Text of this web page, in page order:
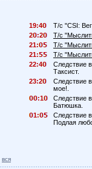
19:4
Т/с "CSI:
2
:2
Т/с
21:
Т/с
21:
Т/с
22:4
Следствие
Таксист.
23:2
Следствие
мое!.
:1
Следствие
Батюшка.
1:
Следствие
Подлая
вся